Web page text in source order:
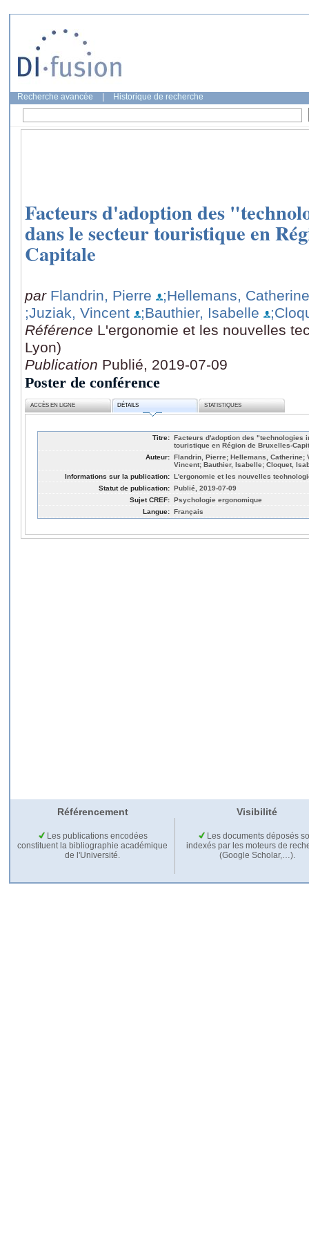
Recherche avancée Historique de recherche
Facteurs d'adoption des
dans le secteur touristique en
Capitale
par Flandrin, Pierre
;Hellemans, Catherine
;Juziak, Vincent
;Bauthier, Isabelle
Référence L'ergonomie et les nouvelles
Lyon)
Publication Publié, 2019-07-09
Poster de conférence
ACCÈS EN LIGNE DÉTAILS STATISTIQUES
Titre: Facteurs d'adoption des "technologies
touristique en Région de Bruxelles-
Auteur: Flandrin, Pierre; Hellemans, Catherine;
Vincent; Bauthier, Isabelle; Cloquet,
Informations sur la publication: L'ergonomie et les nouvelles
Statut de publication: Publié, 2019-07-09
Sujet CREF: Psychologie ergonomique
Langue: Français
Référencement Visibilité
Les publications encodées
constituent la bibliographie académique
de l'Université.
Les documents déposés
indexés par les moteurs de
(Google Scholar,…).